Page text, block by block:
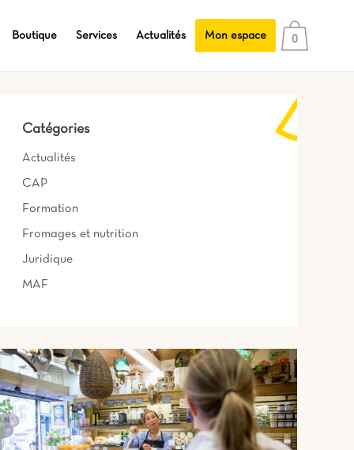
0
Boutique Services Actualités Mon espace
Catégories
Actualités
CAP
Formation
Fromages et nutrition
Juridique
MAF